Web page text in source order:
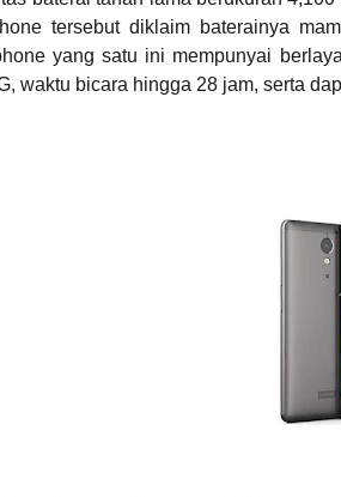
tersebut diklaim baterainya
yang satu ini mempunyai
waktu bicara hingga 28 jam, serta